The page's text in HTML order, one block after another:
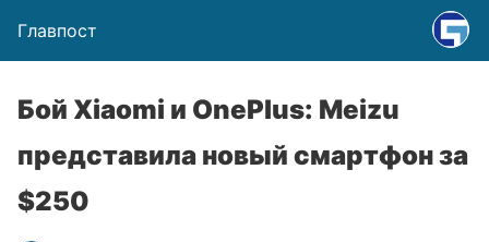
Главпост
Бой Xiaomi и OnePlus: Meizu
представила новый смартфон за
$250